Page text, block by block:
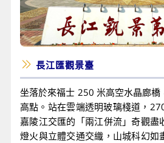
長江匯觀景臺
坐落於來福士 250 米高空水晶廊橋
高點。站在雲端透明玻璃棧道，
嘉陵江交匯的「兩江併流」奇觀盡
燈火與立體交通交織，山城科幻如